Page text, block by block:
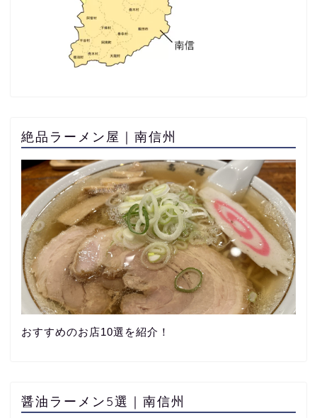
絶品ラーメン屋｜南信州
おすすめのお店10選を紹介！
醤油ラーメン5選｜南信州